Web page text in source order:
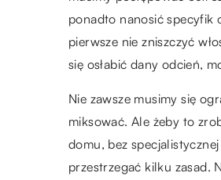
ponadto nanosić specyfik
pierwsze nie zniszczyć
się osłabić dany odcień,
Nie zawsze musimy się
miksować. Ale żeby to
domu, bez
przestrzegać kilku zasad.